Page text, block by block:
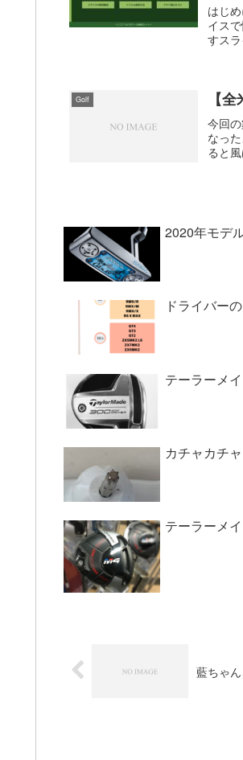
はじ
イス
すス
Golf 【
今回
なっ
ると
2020年モデ
ドライバー
テーラーメ
カチャカチ
テーラーメ
藍ちゃ